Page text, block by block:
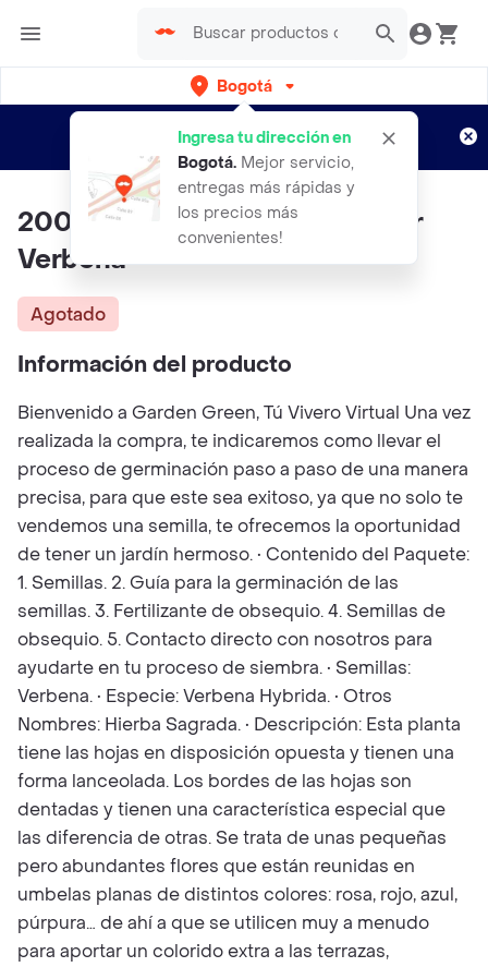
Bogotá
Ingresa tu dirección en
Bogotá. Mejor servicio,
entregas más rápidas y
los precios más
convenientes!
envíos gratis por semanas
Aplican TyC
200 Semillas Orgánicas De Flor
Verbena
Agotado
Información del producto
Bienvenido a Garden Green, Tú Vivero Virtual Una vez
realizada la compra, te indicaremos como llevar el
proceso de germinación paso a paso de una manera
precisa, para que este sea exitoso, ya que no solo te
vendemos una semilla, te ofrecemos la oportunidad
de tener un jardín hermoso. • Contenido del Paquete:
1. Semillas. 2. Guía para la germinación de las
semillas. 3. Fertilizante de obsequio. 4. Semillas de
obsequio. 5. Contacto directo con nosotros para
ayudarte en tu proceso de siembra. • Semillas:
Verbena. • Especie: Verbena Hybrida. • Otros
Nombres: Hierba Sagrada. • Descripción: Esta planta
tiene las hojas en disposición opuesta y tienen una
forma lanceolada. Los bordes de las hojas son
dentadas y tienen una característica especial que
las diferencia de otras. Se trata de unas pequeñas
pero abundantes flores que están reunidas en
umbelas planas de distintos colores: rosa, rojo, azul,
púrpura… de ahí a que se utilicen muy a menudo
para aportar un colorido extra a las terrazas,